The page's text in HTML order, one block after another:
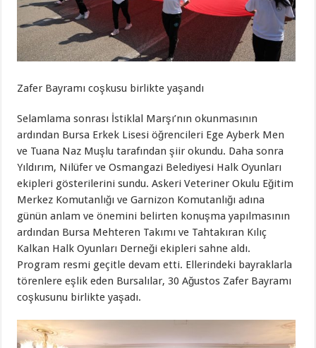
Zafer Bayramı coşkusu birlikte yaşandı
Selamlama sonrası İstiklal Marşı’nın okunmasının
ardından Bursa Erkek Lisesi öğrencileri Ege Ayberk Men
ve Tuana Naz Muşlu tarafından şiir okundu. Daha sonra
Yıldırım, Nilüfer ve Osmangazi Belediyesi Halk Oyunları
ekipleri gösterilerini sundu. Askeri Veteriner Okulu Eğitim
Merkez Komutanlığı ve Garnizon Komutanlığı adına
günün anlam ve önemini belirten konuşma yapılmasının
ardından Bursa Mehteren Takımı ve Tahtakıran Kılıç
Kalkan Halk Oyunları Derneği ekipleri sahne aldı.
Program resmi geçitle devam etti. Ellerindeki bayraklarla
törenlere eşlik eden Bursalılar, 30 Ağustos Zafer Bayramı
coşkusunu birlikte yaşadı.